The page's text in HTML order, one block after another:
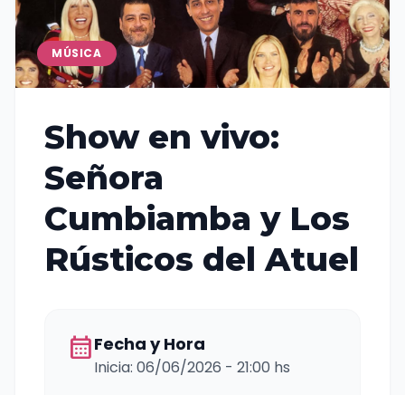
MÚSICA
Show en vivo:
Señora
Cumbiamba y Los
Rústicos del Atuel
calendar_monthFecha y Hora
Inicia: 06/06/2026 - 21:00 hs